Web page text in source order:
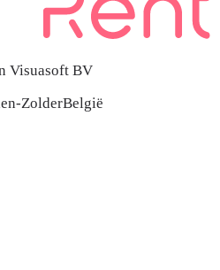
Visuasoft BV
ZolderBelgië